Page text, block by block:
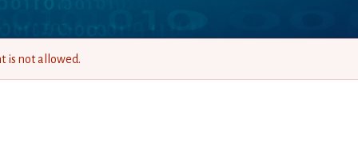
is not allowed.